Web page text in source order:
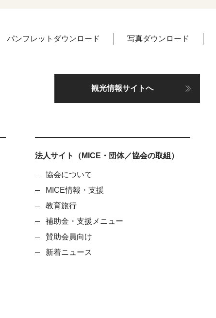
パンフレットダウンロード 写真ダウンロード
観光情報サイトへ
法人サイト（MICE・団体／協会の取組）
協会について
MICE情報・支援
教育旅行
補助金・支援メニュー
賛助会員向け
新着ニュース